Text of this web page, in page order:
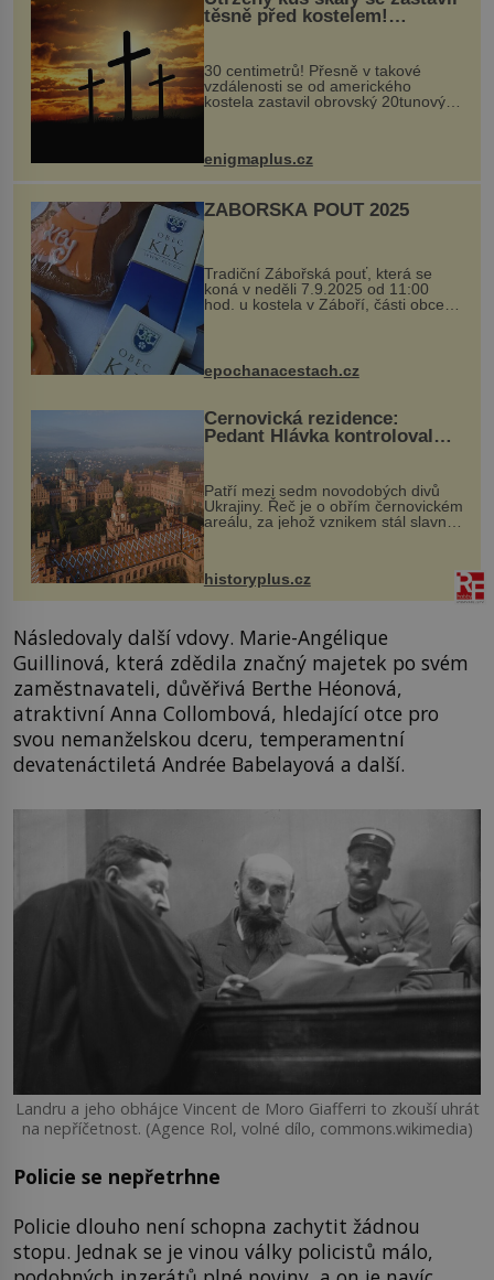
těsně před kostelem!
Ochránila ho boží síla?
30 centimetrů! Přesně v takové
vzdálenosti se od amerického
kostela zastavil obrovský 20tunový
...
enigmaplus.cz
ZÁBOŘSKÁ POUŤ 2025
Tradiční Zábořská pouť, která se
koná v neděli 7.9.2025 od 11:00
hod. u kostela v Záboří, části obce
Kly u Mělníka. V programu naleznete
komentovanou prohlídku kostela,
epochanacestach.cz
Černovická rezidence:
Pedant Hlávka kontroloval
Patří mezi sedm novodobých divů
Ukrajiny. Řeč je o obřím černovickém
areálu, za jehož vznikem stál slavný
český architekt Josef Hlávka. Ten si
na něm dal mimořádně záležet. Jeho
historyplus.cz
Následovaly další vdovy. Marie-Angélique
Guillinová, která zdědila značný majetek po svém
zaměstnavateli, důvěřivá Berthe Héonová,
atraktivní Anna Collombová, hledající otce pro
svou nemanželskou dceru, temperamentní
devatenáctiletá Andrée Babelayová a další.
Landru a jeho obhájce Vincent de Moro Giafferri to zkouší uhrát
na nepříčetnost. (Agence Rol, volné dílo, commons.wikimedia)
Policie se nepřetrhne
Policie dlouho není schopna zachytit žádnou
stopu. Jednak se je vinou války policistů málo,